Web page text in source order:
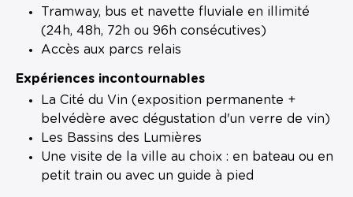
Tramway, bus et navette fluviale en illimité
(24h, 48h, 72h ou 96h consécutives)
Accès aux parcs relais
Expériences incontournables
La Cité du Vin (exposition permanente +
belvédère avec dégustation d'un verre de vin)
Les Bassins des Lumières
Une visite de la ville au choix : en bateau ou en
petit train ou avec un guide à pied